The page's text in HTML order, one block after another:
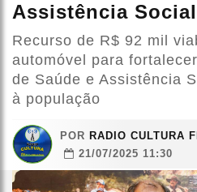
Assistência Social
Recurso de R$ 92 mil
automóvel para
de Saúde e Assistência
à população
POR RADIO CULTURA
21/07/2025 11:30